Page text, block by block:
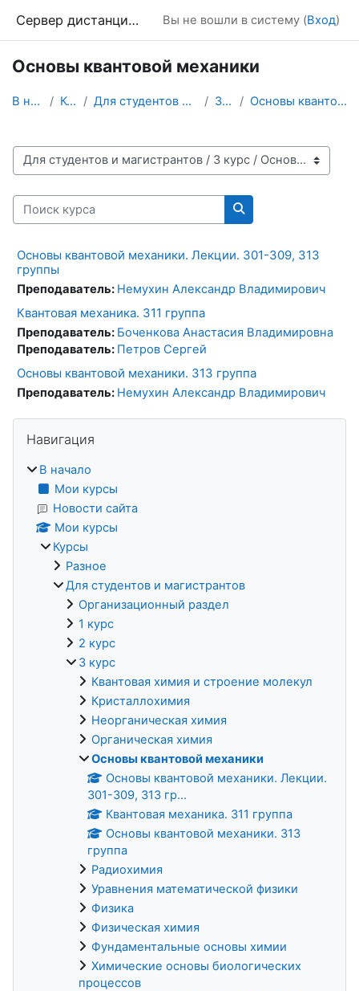
Сервер дистанционного обучения Химического факультета МГУ Вы не вошли в систему (Вход)
Основы квантовой механики
В начало Курсы Для студентов и магистрантов 3 курс Основы квантовой механики
Категории курсов
Поиск курса
Поиск курса
Основы квантовой механики. Лекции. 301-309, 313
группы
Преподаватель: Немухин Александр Владимирович
Квантовая механика. 311 группа
Преподаватель: Боченкова Анастасия Владимировна
Преподаватель: Петров Сергей
Основы квантовой механики. 313 группа
Преподаватель: Немухин Александр Владимирович
Блоки
Навигация
В начало
Мои курсы
Новости сайта
Мои курсы
Курсы
Разное
Для студентов и магистрантов
Организационный раздел
1 курс
2 курс
3 курс
Квантовая химия и строение молекул
Кристаллохимия
Неорганическая химия
Органическая химия
Основы квантовой механики
Основы квантовой механики. Лекции.
301-309, 313 гр...
Квантовая механика. 311 группа
Основы квантовой механики. 313
группа
Радиохимия
Уравнения математической физики
Физика
Физическая химия
Фундаментальные основы химии
Химические основы биологических
процессов